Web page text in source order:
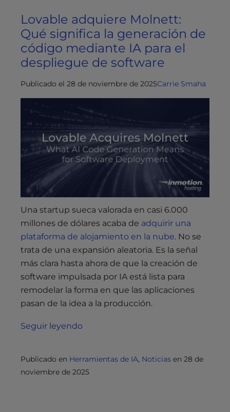
Lovable adquiere Molnett:
Qué significa la generación de
código mediante IA para el
despliegue de software
Publicado el 28 de noviembre de 2025Carrie Smaha
Una startup sueca valorada en casi 6.000
millones de dólares acaba de adquirir una
plataforma de alojamiento en la nube. No se
trata de una expansión aleatoria. Es la señal
más clara hasta ahora de que la creación de
software impulsada por IA está lista para
remodelar la forma en que las aplicaciones
pasan de la idea a la producción.
Seguir leyendo
Publicado en Herramientas de IA, Noticias en 28 de
noviembre de 2025